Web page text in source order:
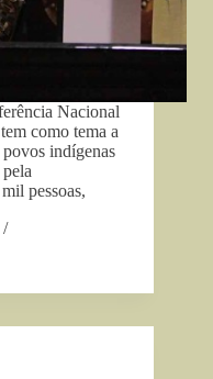
Nacional
como tema a
indígenas
pessoas,